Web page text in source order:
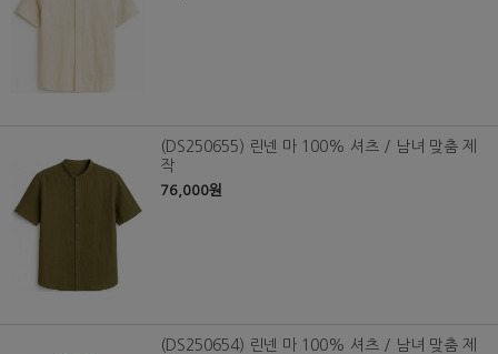
(DS250655) 린넨 마 100% 셔츠 / 남녀 맞춤 제
작
76,000원
(DS250654) 린넨 마 100% 셔츠 / 남녀 맞춤 제